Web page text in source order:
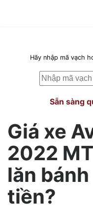
Hãy nhập mã vạch
Sẵn sàng
Giá xe
2022
lăn
tiền?